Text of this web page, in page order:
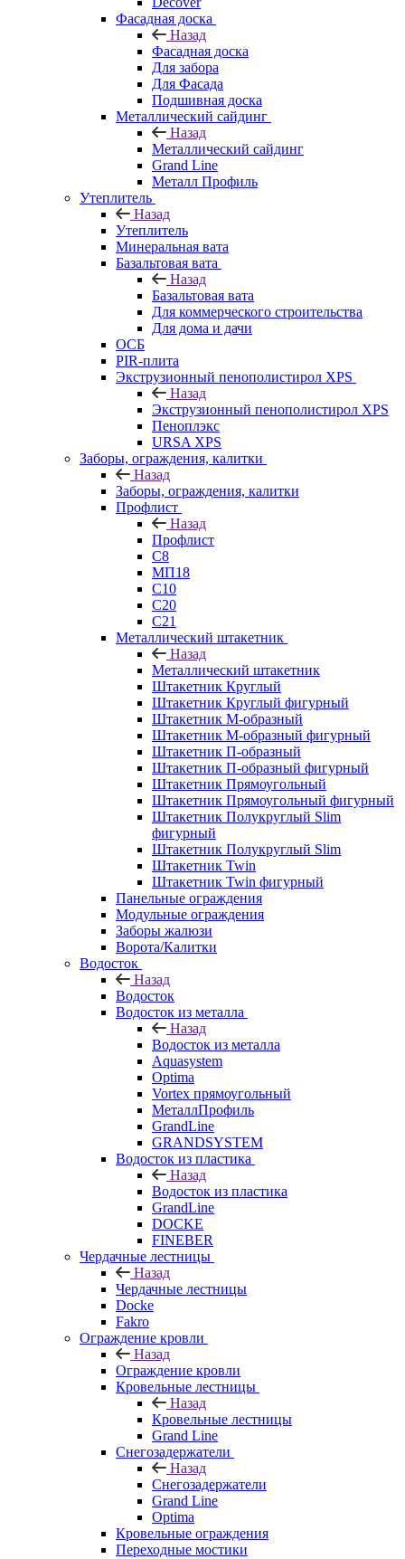
Фасадная доска
Назад
Фасадная доска
Для забора
Для Фасада
Подшивная доска
Металлический сайдинг
Назад
Металлический сайдинг
Grand Line
Металл Профиль
Утеплитель
Назад
Утеплитель
Минеральная вата
Базальтовая вата
Назад
Базальтовая вата
Для коммерческого строительства
Для дома и дачи
ОСБ
PIR-плита
Экструзионный пенополистирол XPS
Назад
Экструзионный пенополистирол XPS
Пеноплэкс
URSA XPS
Заборы, ограждения, калитки
Назад
Заборы, ограждения, калитки
Профлист
Назад
Профлист
С8
МП18
С10
С20
С21
Металлический штакетник
Назад
Металлический штакетник
Штакетник Круглый
Штакетник Круглый фигурный
Штакетник М-образный
Штакетник М-образный фигурный
Штакетник П-образный
Штакетник П-образный фигурный
Штакетник Прямоугольный
Штакетник Прямоугольный фигурный
Штакетник Полукруглый Slim
фигурный
Штакетник Полукруглый Slim
Штакетник Twin
Штакетник Twin фигурный
Панельные ограждения
Модульные ограждения
Заборы жалюзи
Ворота/Калитки
Водосток
Назад
Водосток
Водосток из металла
Назад
Водосток из металла
Aquasystem
Optima
Vortex прямоугольный
МеталлПрофиль
GrandLine
GRANDSYSTEM
Водосток из пластика
Назад
Водосток из пластика
GrandLine
DOCKE
FINEBER
Чердачные лестницы
Назад
Чердачные лестницы
Docke
Fakro
Ограждение кровли
Назад
Ограждение кровли
Кровельные лестницы
Назад
Кровельные лестницы
Grand Line
Снегозадержатели
Назад
Снегозадержатели
Grand Line
Optima
Кровельные ограждения
Переходные мостики